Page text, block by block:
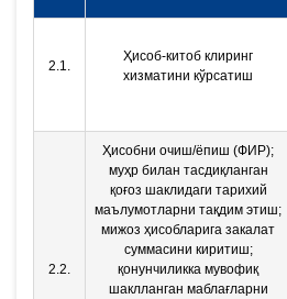
2.1.
Ҳисоб-китоб клиринг
хизматини кўрсатиш
2.2.
Ҳисобни очиш/ёпиш (ФИР);
муҳр билан тасдиқланган
қоғоз шаклидаги тарихий
маълумотларни тақдим этиш;
мижоз ҳисобларига закалат
суммасини киритиш;
қонунчиликка мувофиқ
шаклланган маблағларни